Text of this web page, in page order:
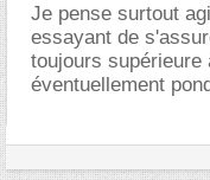
Je pense surtout
essayant de
toujours supérieure
éventuellement